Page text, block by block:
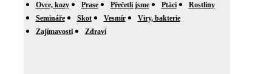
Ovce, kozy
Prase Přečetli jsme Ptáci
Rostliny
Semináře
Skot Vesmír
Viry, bakterie
Zajímavosti
Zdraví